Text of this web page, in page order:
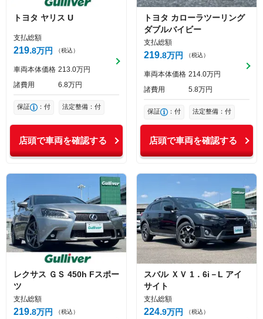
トヨタ ヤリス U
支払総額
219 8万円 （税込）
車両本体価格 213 0万円
諸費用
6 8万円
保証 ：付 法定整備：付
店頭で車両を確認する
トヨタ カローラツーリング
ダブルバイビー
支払総額
219 8万円 （税込）
車両本体価格 214 0万円
諸費用
5 8万円
保証 ：付 法定整備：付
店頭で車両を確認する
レクサス ＧＳ 450h Fスポー
ツ
支払総額
219 8万円 （税込）
スバル ＸＶ 1．6i－L アイ
サイト
支払総額
224 9万円 （税込）